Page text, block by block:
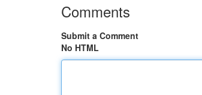
Comments
Submit a Comment
No HTML